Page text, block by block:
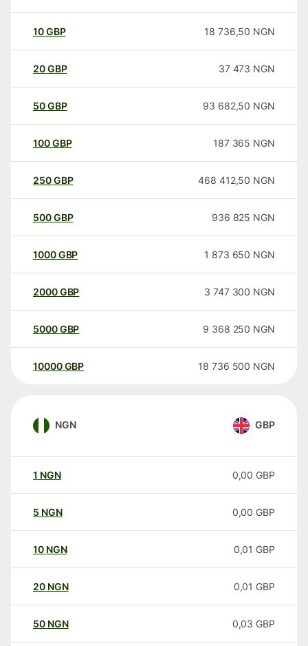
10GBP 18 736,50 NGN
20GBP 37 473 NGN
50GBP 93 682,50 NGN
100GBP 187 365 NGN
250GBP 468 412,50 NGN
500GBP 936 825 NGN
1000GBP 1 873 650 NGN
2000GBP 3 747 300 NGN
5000GBP 9 368 250 NGN
10000 GBP 18 736 500 NGN
NGN GBP
1 NGN 0,00 GBP
5 NGN 0,00 GBP
10 NGN 0,01 GBP
20 NGN 0,01 GBP
50 NGN 0,03 GBP